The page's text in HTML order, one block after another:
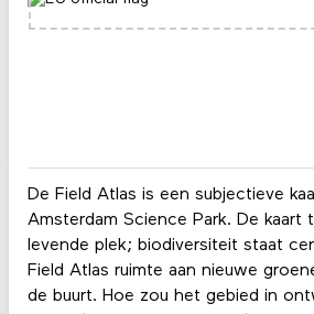
De Field Atlas is een subjectieve
Amsterdam Science Park. De kaart
levende plek; biodiversiteit staat
Field Atlas ruimte aan nieuwe
de buurt. Hoe zou het gebied in